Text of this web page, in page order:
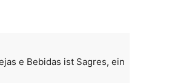
e Bebidas ist Sagres, ein